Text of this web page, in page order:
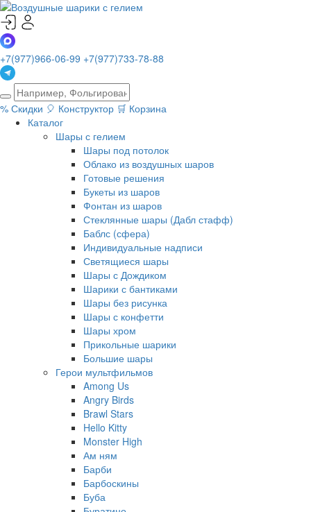
+7(977)966-06-99 +7(977)733-78-88
% Скидки 🎈 Конструктор 🛒 Корзина
Каталог
Шары с гелием
Шары под потолок
Облако из воздушных шаров
Готовые решения
Букеты из шаров
Фонтан из шаров
Стеклянные шары (Дабл стафф)
Баблс (сфера)
Индивидуальные надписи
Светящиеся шары
Шары с Дождиком
Шарики с бантиками
Шары без рисунка
Шары с конфетти
Шары хром
Прикольные шарики
Большие шары
Герои мультфильмов
Among Us
Angry Birds
Brawl Stars
Hello Kitty
Monster High
Ам ням
Барби
Барбоскины
Буба